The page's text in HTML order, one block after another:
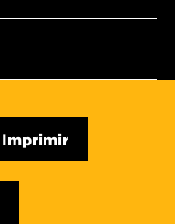
Imprimir